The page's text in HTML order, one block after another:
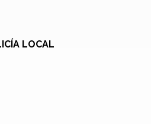
LOCAL